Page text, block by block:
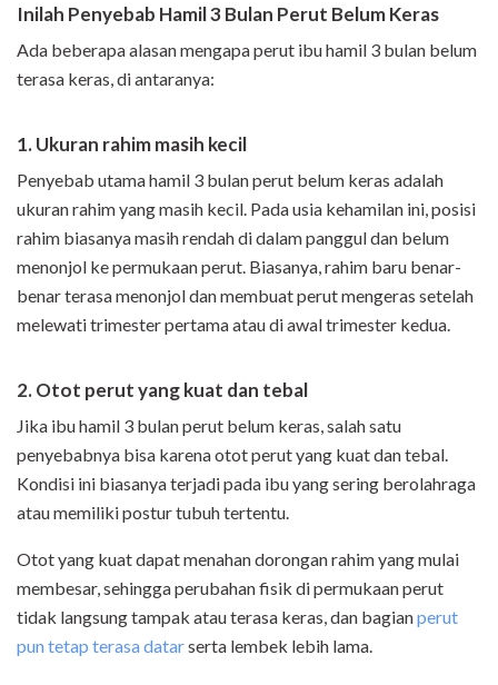
Inilah Penyebab Hamil 3 Bulan Perut Belum Keras
Ada beberapa alasan mengapa perut ibu hamil 3 bulan belum
terasa keras, di antaranya:
1. Ukuran rahim masih kecil
Penyebab utama hamil 3 bulan perut belum keras adalah
ukuran rahim yang masih kecil. Pada usia kehamilan ini, posisi
rahim biasanya masih rendah di dalam panggul dan belum
menonjol ke permukaan perut. Biasanya, rahim baru benar-
benar terasa menonjol dan membuat perut mengeras setelah
melewati trimester pertama atau di awal trimester kedua.
2. Otot perut yang kuat dan tebal
Jika ibu hamil 3 bulan perut belum keras, salah satu
penyebabnya bisa karena otot perut yang kuat dan tebal.
Kondisi ini biasanya terjadi pada ibu yang sering berolahraga
atau memiliki postur tubuh tertentu.
Otot yang kuat dapat menahan dorongan rahim yang mulai
membesar, sehingga perubahan fisik di permukaan perut
tidak langsung tampak atau terasa keras, dan bagianperut
pun tetap terasa datarserta lembek lebih lama.